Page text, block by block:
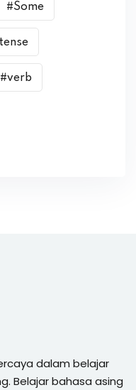
#Some
#verb
dalam belajar
Belajar bahasa asing